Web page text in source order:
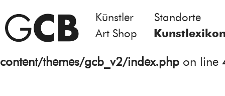
Notice: Undefined variable: atts in
/homepages/21/d13550920/htdocs/
content/themes/gcb_v2/index.php on line
Künstler
Standorte
Art Shop